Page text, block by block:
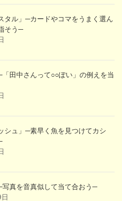
タル」─カードやコマをうまく選ん
そう─
「田中さんって○○ぽい」の例えを当
シュ」─素早く魚を見つけてカシ
写真を音真似して当て合おう─